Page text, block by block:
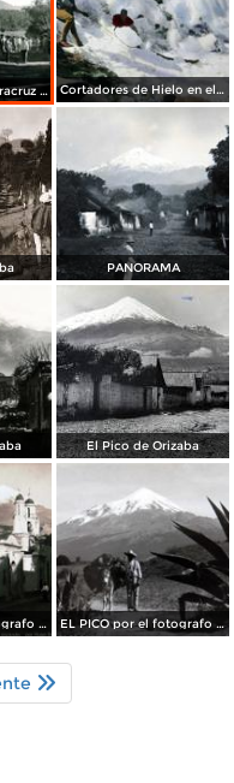
Pico de Orizaba Veracruz Mexico Cortadores de Hielo en el Pico de Orizaba (Volcan Citlaltepetl) Veracruz
PANORAMA
El Pico de Orizaba
EL PICO por el fotografo HUGO BREHME EL PICO por el fotografo HUGO BREHME